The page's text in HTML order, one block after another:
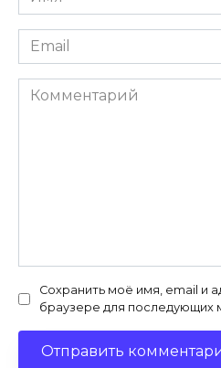
*
Email
*
Комментарий
Сохранить моё имя, email и
браузере для последующих